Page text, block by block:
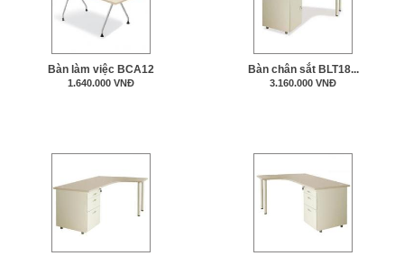
Bàn làm việc BCA12
1.640.000 VNĐ
Bàn chân sắt BLT18...
3.160.000 VNĐ